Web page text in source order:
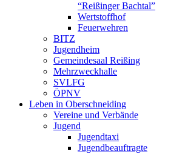
“Reißinger Bachtal”
Wertstoffhof
Feuerwehren
BITZ
Jugendheim
Gemeindesaal Reißing
Mehrzweckhalle
SVLFG
ÖPNV
Leben in Oberschneiding
Vereine und Verbände
Jugend
Jugendtaxi
Jugendbeauftragte